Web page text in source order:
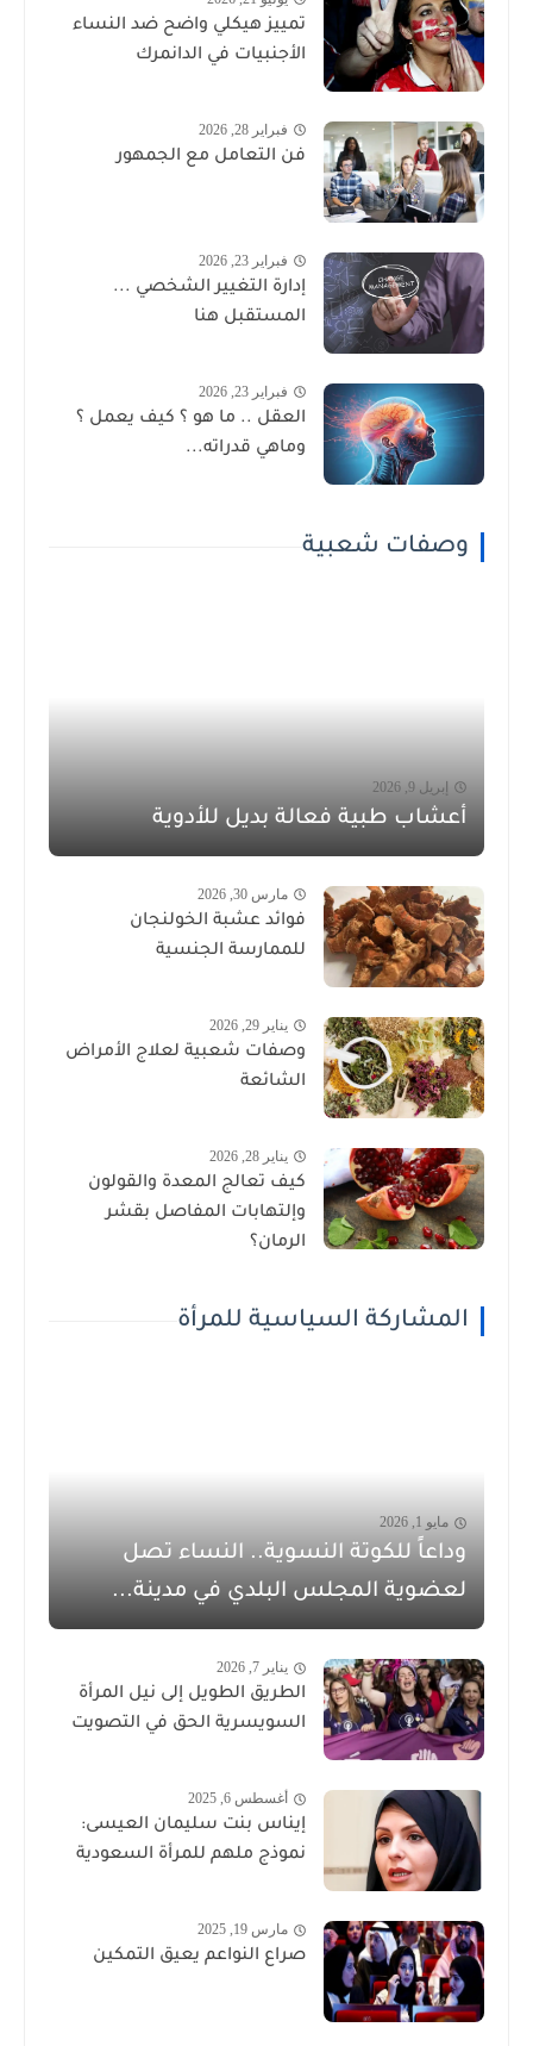
تمييز هيكلي واضح ضد النساء
الأجنبيات في الدانمرك
فبراير 28, 2026
فن التعامل مع الجمهور
فبراير 23, 2026
إدارة التغيير الشخصي ...
المستقبل هنا
فبراير 23, 2026
العقل .. ما هو ؟ كيف يعمل ؟
وماهي قدراته...
وصفات شعبية
إبريل 9, 2026
أعشاب طبية فعالة بديل للأدوية
مارس 30, 2026
فوائد عشبة الخولنجان
للممارسة الجنسية
يناير 29, 2026
وصفات شعبية لعلاج الأمراض
الشائعة
يناير 28, 2026
كيف تعالج المعدة والقولون
وإلتهابات المفاصل بقشر
الرمان؟
المشاركة السياسية للمرأة
مايو 1, 2026
وداعاً للكوتة النسوية.. النساء تصل
لعضوية المجلس البلدي في مدينة...
يناير 7, 2026
الطريق الطويل إلى نيل المرأة
السويسرية الحق في التصويت
أغسطس 6, 2025
إيناس بنت سليمان العيسى:
نموذج ملهم للمرأة السعودية
مارس 19, 2025
صراع النواعم يعيق التمكين